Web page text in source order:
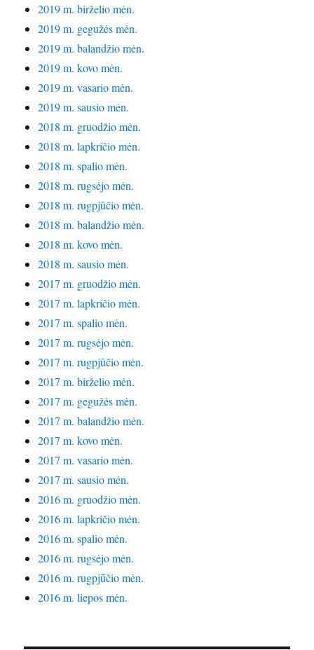
2019 m. birželio mėn.
2019 m. gegužės mėn.
2019 m. balandžio mėn.
2019 m. kovo mėn.
2019 m. vasario mėn.
2019 m. sausio mėn.
2018 m. gruodžio mėn.
2018 m. lapkričio mėn.
2018 m. spalio mėn.
2018 m. rugsėjo mėn.
2018 m. rugpjūčio mėn.
2018 m. balandžio mėn.
2018 m. kovo mėn.
2018 m. sausio mėn.
2017 m. gruodžio mėn.
2017 m. lapkričio mėn.
2017 m. spalio mėn.
2017 m. rugsėjo mėn.
2017 m. rugpjūčio mėn.
2017 m. birželio mėn.
2017 m. gegužės mėn.
2017 m. balandžio mėn.
2017 m. kovo mėn.
2017 m. vasario mėn.
2017 m. sausio mėn.
2016 m. gruodžio mėn.
2016 m. lapkričio mėn.
2016 m. spalio mėn.
2016 m. rugsėjo mėn.
2016 m. rugpjūčio mėn.
2016 m. liepos mėn.